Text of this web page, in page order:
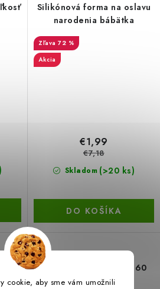
cookie, aby sme vám umožnili
Silikónová forma na oslavu
narodenia bábätka
72 %
Akcia
Skladom (>20 ks)
€1,99
€7,18
DO KOŠÍKA
Narodeninové trendy 60
rokov